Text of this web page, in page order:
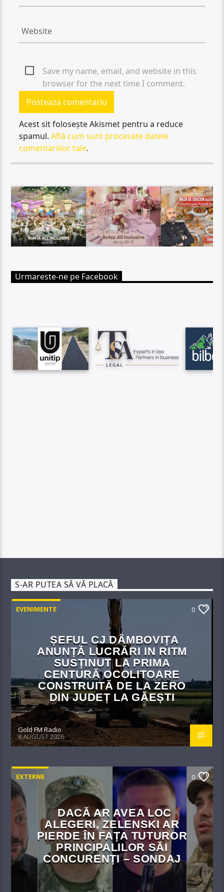
Save my name, email, and website in this
browser for the next time I comment.
Acest sit folosește Akismet pentru a reduce
spamul.Află cum sunt procesate datele
comentariilor tale.
Urmareste-ne pe Facebook
S-AR PUTEA SĂ VĂ PLACĂ
EVENIMENTE 0
ȘEFUL CJ DÂMBOVIȚA
ANUNȚĂ LUCRĂRI IN RITM
SUSȚINUT LA PRIMA
CENTURĂ OCOLITOARE
CONSTRUITĂ DE LA ZERO
DIN JUDEȚ LA GĂEȘTI
Gold FM Radio
8 AUGUST 2026
EXTERNE 0
DACĂ AR AVEA LOC
ALEGERI, ZELENSKI AR
PIERDE ÎN FAȚA TUTUROR
PRINCIPALILOR SĂI
CONCURENȚI – SONDAJ